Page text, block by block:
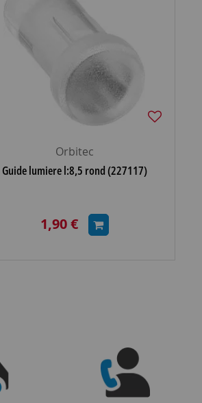
Orbitec
Guide lumiere l:8,5 rond (227117)
1,90 €